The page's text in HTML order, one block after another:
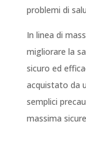
problemi di
In linea di
migliorare la
sicuro ed
acquistato da
semplici
massima